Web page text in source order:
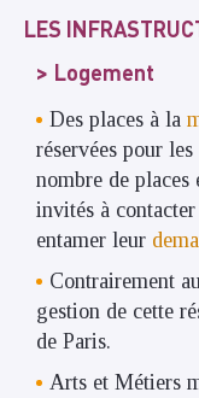
LES
Logement
Des places à la
réservées pour
nombre de
invités à
entamer leur
Contrairement
gestion de cette
de Paris.
Arts et Métiers